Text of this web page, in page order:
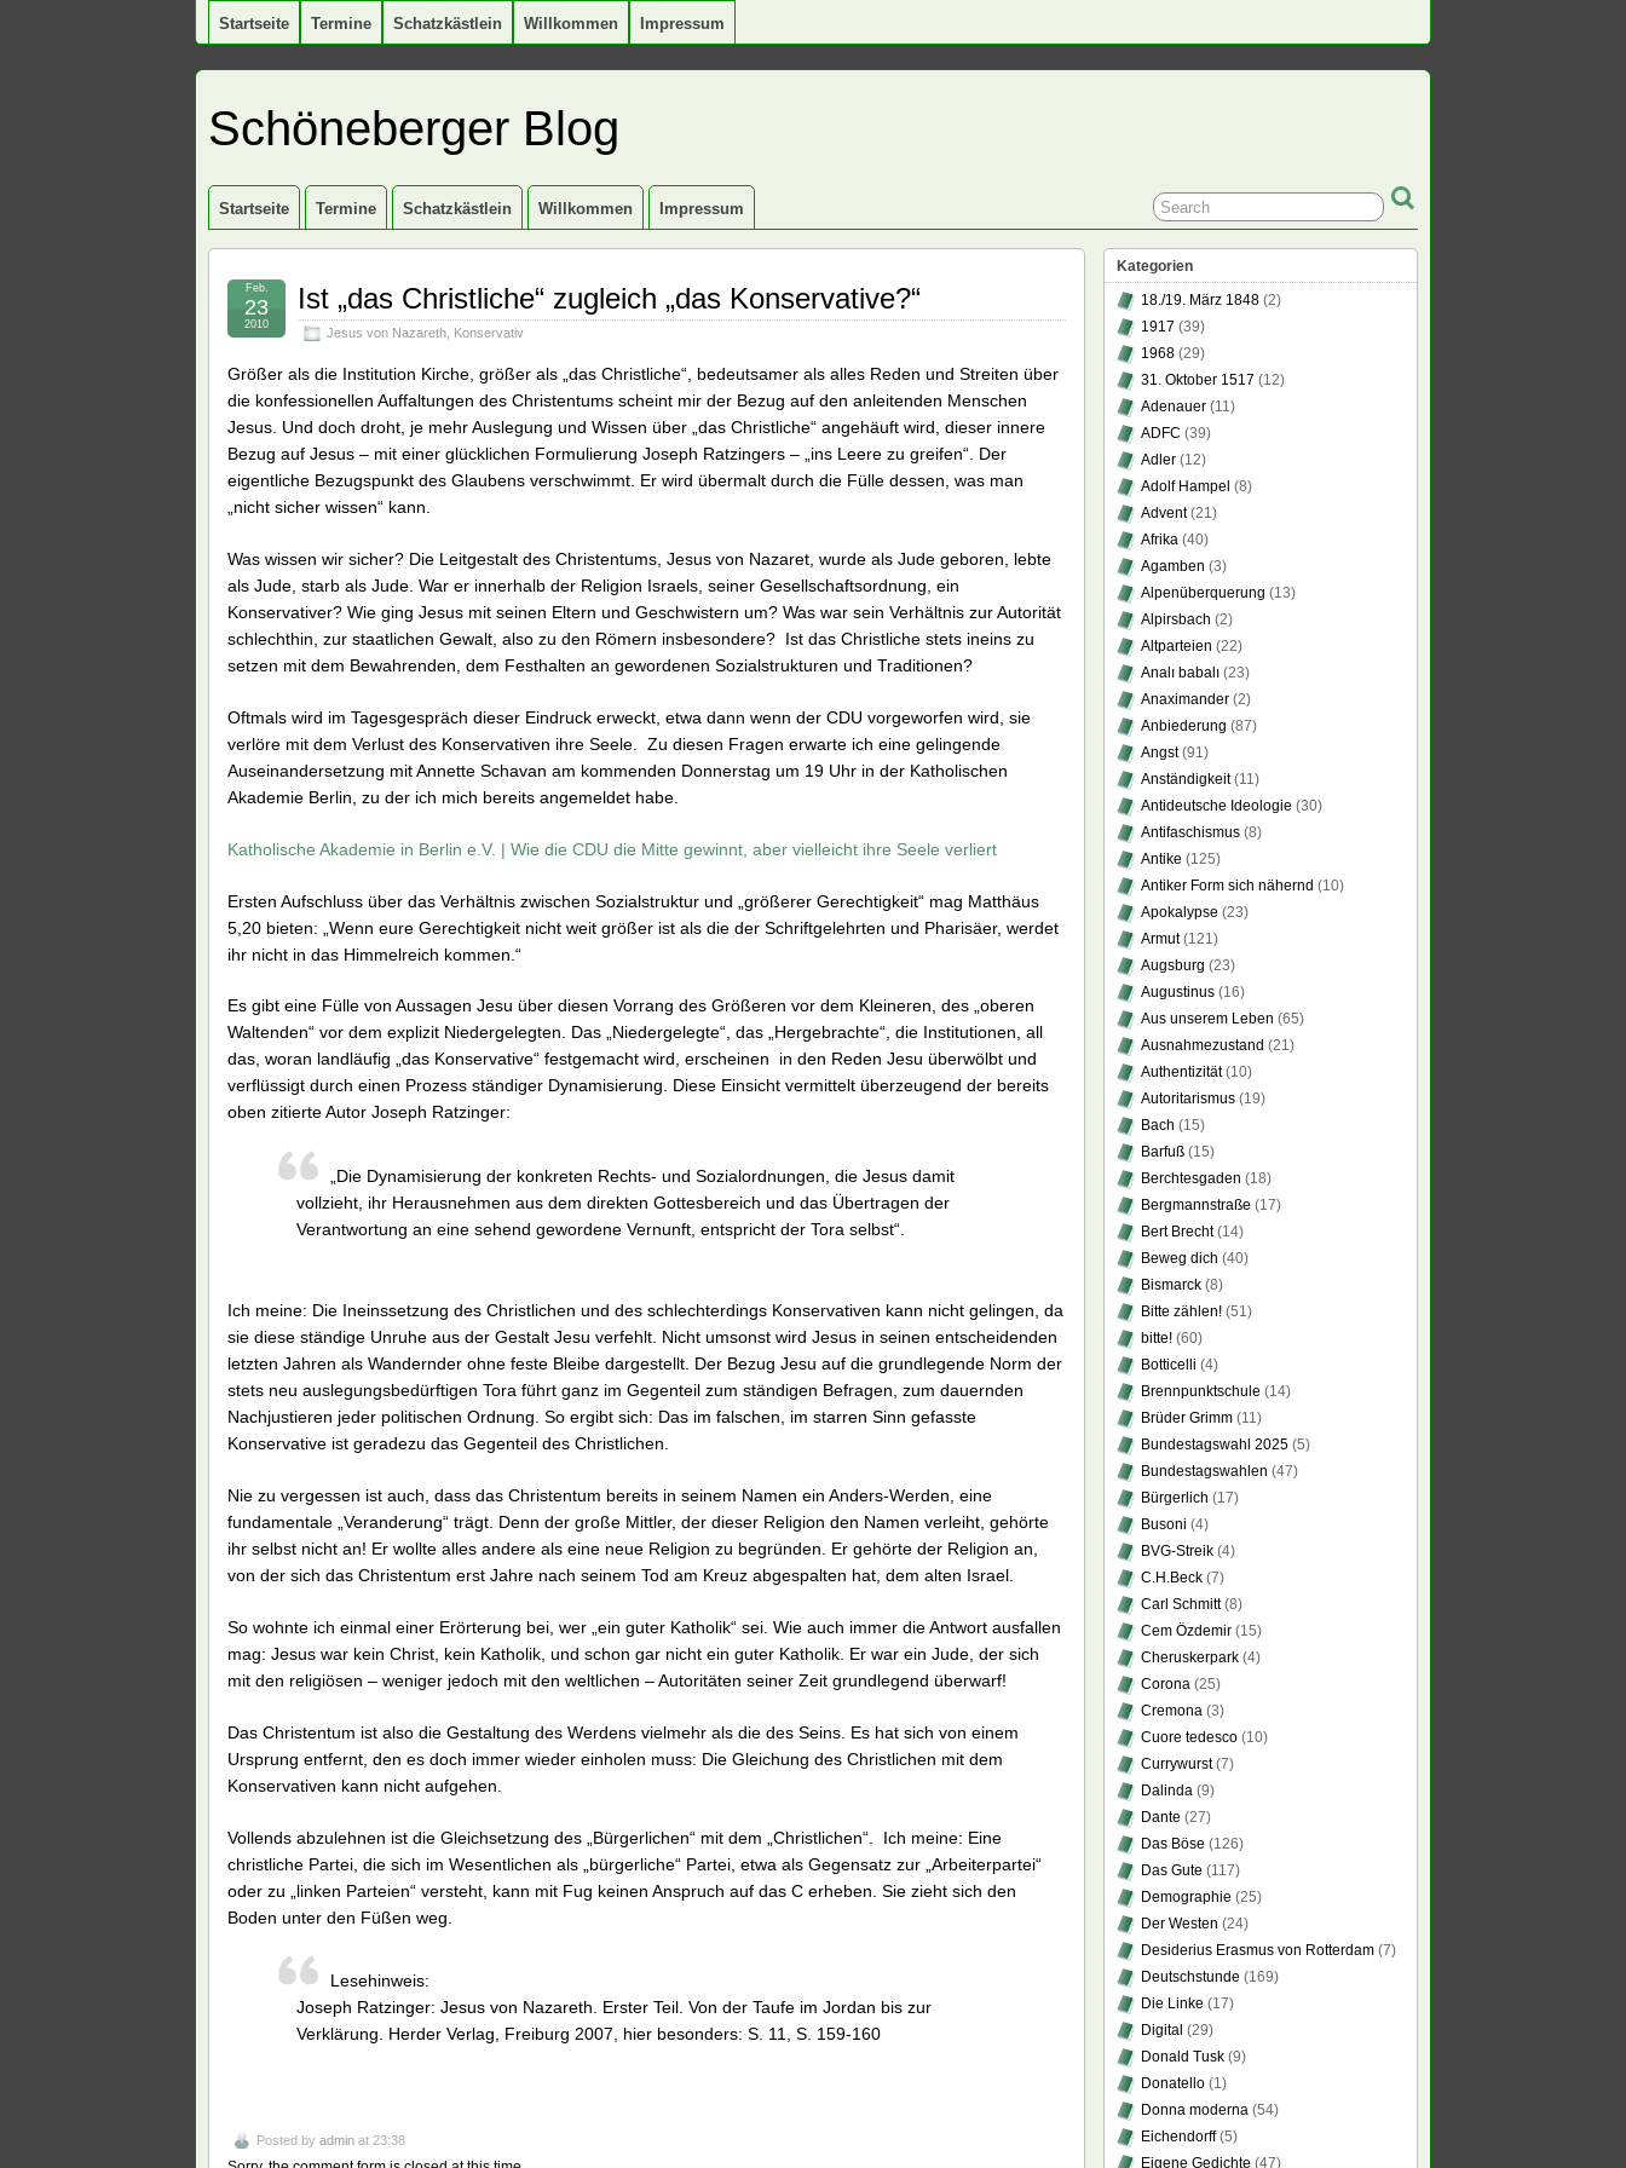
Startseite Termine Schatzkästlein Willkommen Impressum
Schöneberger Blog
Startseite Termine Schatzkästlein Willkommen Impressum
Ist „das Christliche“ zugleich „das Konservative?“
Jesus von Nazareth Konservativ
Feb.
23
2010
Größer als die Institution Kirche, größer als „das Christliche“, bedeutsamer als alles Reden und Streiten über
die konfessionellen Auffaltungen des Christentums scheint mir der Bezug auf den anleitenden Menschen
Jesus. Und doch droht, je mehr Auslegung und Wissen über „das Christliche“ angehäuft wird, dieser innere
Bezug auf Jesus – mit einer glücklichen Formulierung Joseph Ratzingers – „ins Leere zu greifen“. Der
eigentliche Bezugspunkt des Glaubens verschwimmt. Er wird übermalt durch die Fülle dessen, was man
„nicht sicher wissen“ kann.
Was wissen wir sicher? Die Leitgestalt des Christentums, Jesus von Nazaret, wurde als Jude geboren, lebte
als Jude, starb als Jude. War er innerhalb der Religion Israels, seiner Gesellschaftsordnung, ein
Konservativer? Wie ging Jesus mit seinen Eltern und Geschwistern um? Was war sein Verhältnis zur Autorität
schlechthin, zur staatlichen Gewalt, also zu den Römern insbesondere? Ist das Christliche stets ineins zu
setzen mit dem Bewahrenden, dem Festhalten an gewordenen Sozialstrukturen und Traditionen?
Oftmals wird im Tagesgespräch dieser Eindruck erweckt, etwa dann wenn der CDU vorgeworfen wird, sie
verlöre mit dem Verlust des Konservativen ihre Seele. Zu diesen Fragen erwarte ich eine gelingende
Auseinandersetzung mit Annette Schavan am kommenden Donnerstag um 19 Uhr in der Katholischen
Akademie Berlin, zu der ich mich bereits angemeldet habe.
Katholische Akademie in Berlin e.V. | Wie die CDU die Mitte gewinnt, aber vielleicht ihre Seele verliert
Ersten Aufschluss über das Verhältnis zwischen Sozialstruktur und „größerer Gerechtigkeit“ mag Matthäus
5,20 bieten: „Wenn eure Gerechtigkeit nicht weit größer ist als die der Schriftgelehrten und Pharisäer, werdet
ihr nicht in das Himmelreich kommen.“
Es gibt eine Fülle von Aussagen Jesu über diesen Vorrang des Größeren vor dem Kleineren, des „oberen
Waltenden“ vor dem explizit Niedergelegten. Das „Niedergelegte“, das „Hergebrachte“, die Institutionen, all
das, woran landläufig „das Konservative“ festgemacht wird, erscheinen in den Reden Jesu überwölbt und
verflüssigt durch einen Prozess ständiger Dynamisierung. Diese Einsicht vermittelt überzeugend der bereits
oben zitierte Autor Joseph Ratzinger:
„Die Dynamisierung der konkreten Rechts- und Sozialordnungen, die Jesus damit
vollzieht, ihr Herausnehmen aus dem direkten Gottesbereich und das Übertragen der
Verantwortung an eine sehend gewordene Vernunft, entspricht der Tora selbst“.
Ich meine: Die Ineinssetzung des Christlichen und des schlechterdings Konservativen kann nicht gelingen, da
sie diese ständige Unruhe aus der Gestalt Jesu verfehlt. Nicht umsonst wird Jesus in seinen entscheidenden
letzten Jahren als Wandernder ohne feste Bleibe dargestellt. Der Bezug Jesu auf die grundlegende Norm der
stets neu auslegungsbedürftigen Tora führt ganz im Gegenteil zum ständigen Befragen, zum dauernden
Nachjustieren jeder politischen Ordnung. So ergibt sich: Das im falschen, im starren Sinn gefasste
Konservative ist geradezu das Gegenteil des Christlichen.
Nie zu vergessen ist auch, dass das Christentum bereits in seinem Namen ein Anders-Werden, eine
fundamentale „Veranderung“ trägt. Denn der große Mittler, der dieser Religion den Namen verleiht, gehörte
ihr selbst nicht an! Er wollte alles andere als eine neue Religion zu begründen. Er gehörte der Religion an,
von der sich das Christentum erst Jahre nach seinem Tod am Kreuz abgespalten hat, dem alten Israel.
So wohnte ich einmal einer Erörterung bei, wer „ein guter Katholik“ sei. Wie auch immer die Antwort ausfallen
mag: Jesus war kein Christ, kein Katholik, und schon gar nicht ein guter Katholik. Er war ein Jude, der sich
mit den religiösen – weniger jedoch mit den weltlichen – Autoritäten seiner Zeit grundlegend überwarf!
Das Christentum ist also die Gestaltung des Werdens vielmehr als die des Seins. Es hat sich von einem
Ursprung entfernt, den es doch immer wieder einholen muss: Die Gleichung des Christlichen mit dem
Konservativen kann nicht aufgehen.
Vollends abzulehnen ist die Gleichsetzung des „Bürgerlichen“ mit dem „Christlichen“. Ich meine: Eine
christliche Partei, die sich im Wesentlichen als „bürgerliche“ Partei, etwa als Gegensatz zur „Arbeiterpartei“
oder zu „linken Parteien“ versteht, kann mit Fug keinen Anspruch auf das C erheben. Sie zieht sich den
Boden unter den Füßen weg.
Lesehinweis:
Joseph Ratzinger: Jesus von Nazareth. Erster Teil. Von der Taufe im Jordan bis zur
Verklärung. Herder Verlag, Freiburg 2007, hier besonders: S. 11, S. 159-160
Posted by admin at 23:38
Kategorien
18./19. März 1848 (2)
1917 (39)
1968 (29)
31. Oktober 1517 (12)
Adenauer (11)
ADFC (39)
Adler (12)
Adolf Hampel (8)
Advent(21)
Afrika (40)
Agamben (3)
Alpenüberquerung (13)
Alpirsbach (2)
Altparteien (22)
Analı babalı (23)
Anaximander (2)
Anbiederung (87)
Angst(91)
Anständigkeit(11)
Antideutsche Ideologie (30)
Antifaschismus (8)
Antike (125)
Antiker Form sich nähernd (10)
Apokalypse (23)
Armut(121)
Augsburg (23)
Augustinus (16)
Aus unserem Leben (65)
Ausnahmezustand (21)
Authentizität(10)
Autoritarismus (19)
Bach (15)
Barfuß (15)
Berchtesgaden (18)
Bergmannstraße (17)
Bert Brecht(14)
Beweg dich (40)
Bismarck (8)
Bitte zählen! (51)
bitte! (60)
Botticelli (4)
Brennpunktschule (14)
Brüder Grimm (11)
Bundestagswahl 2025 (5)
Bundestagswahlen (47)
Bürgerlich (17)
Busoni (4)
BVG-Streik (4)
C.H.Beck (7)
Carl Schmitt(8)
Cem Özdemir (15)
Cheruskerpark (4)
Corona (25)
Cremona (3)
Cuore tedesco (10)
Currywurst(7)
Dalinda (9)
Dante (27)
Das Böse (126)
Das Gute (117)
Demographie (25)
Der Westen (24)
Desiderius Erasmus von Rotterdam (7)
Deutschstunde (169)
Die Linke (17)
Digital (29)
Donald Tusk (9)
Donatello (1)
Donna moderna (54)
Eichendorff(5)
Eigene Gedichte (47)